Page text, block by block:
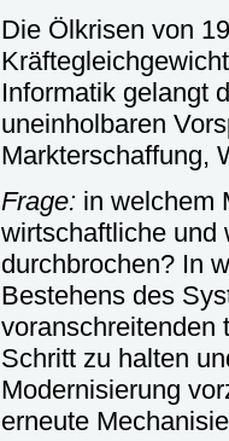
Die Ölkrisen von
Informatik gelangt
uneinholbaren
Markterschaffung,
Frage: in welchem
wirtschaftliche und
durchbrochen? In
Bestehens des
voranschreitenden
Schritt zu halten
Modernisierung
erneute